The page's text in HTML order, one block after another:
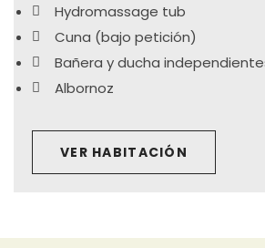
Hydromassage tub
Cuna (bajo petición)
Bañera y ducha
Albornoz
VER HABITACIÓN